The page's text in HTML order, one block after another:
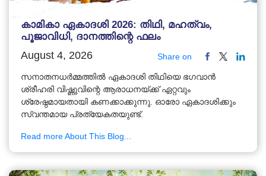
കാമികാ ഏകാദശി 2026: തിഥി, മഹത്വം,
പൂജാവിധി, ദാനത്തിന്റെ ഫലം
August 4, 2026 Share on
സനാതനധർമ്മത്തിൽ ഏകാദശി തിഥിയെ ഭഗവാൻ
ശ്രീഹരി വിഷ്ണുവിന്റെ ആരാധനയ്ക്ക് ഏറ്റവും
ശ്രേഷ്ഠമായതായി കണക്കാക്കുന്നു. ഓരോ ഏകാദശിക്കും
സ്വന്തമായ പ്രത്യേകതയുണ്ട്.
Read more About This Blog...